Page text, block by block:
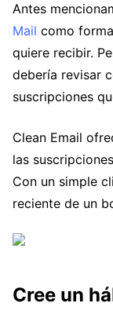
Antes
Mail como
quiere recibir.
debería revisar
suscripciones
Clean Email
las
Con un simple
reciente de un
Cree un